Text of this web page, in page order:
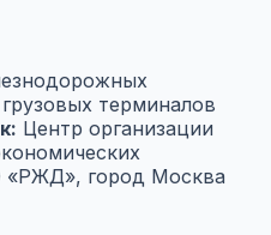
терминалов
Центр организации
«РЖД», город Москва